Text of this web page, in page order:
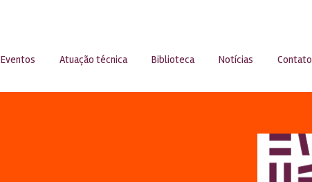
Eventos Atuação técnica Biblioteca Notícias Contato